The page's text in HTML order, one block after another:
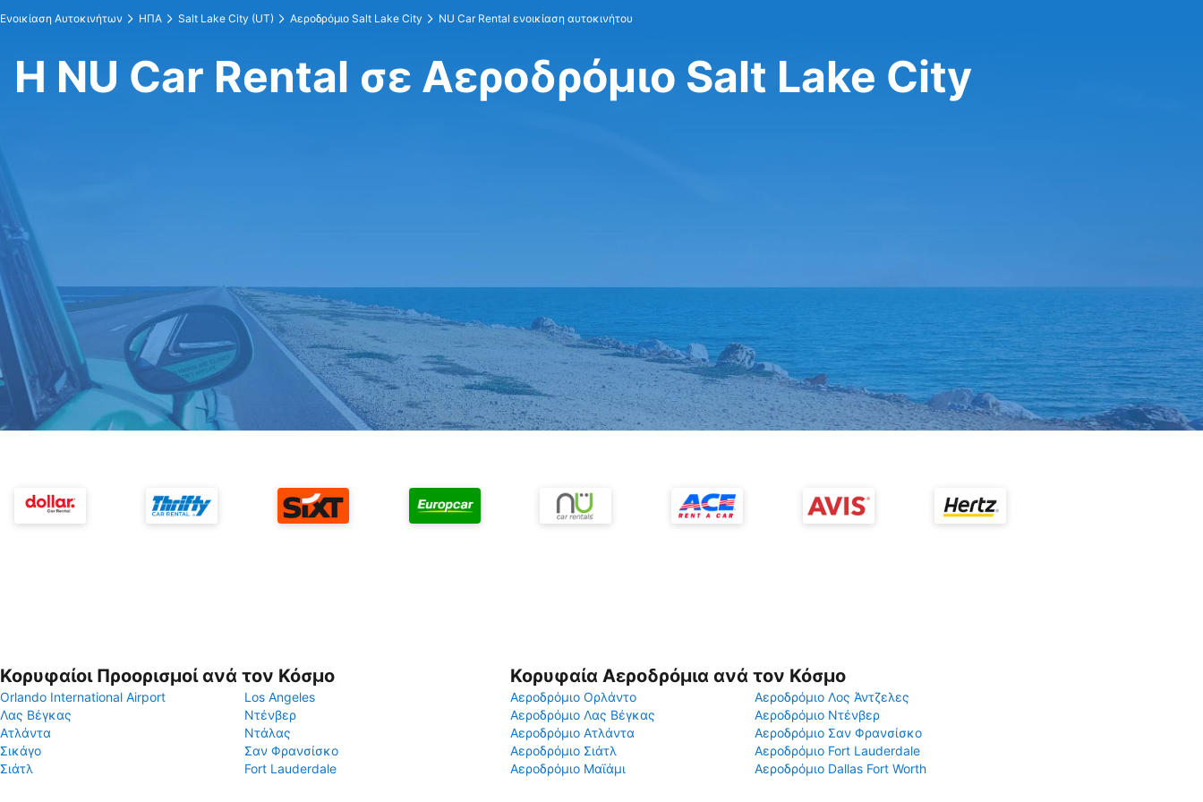
Ενοικίαση Αυτοκινήτων ΗΠΑ Salt Lake City (UT) Αεροδρόμιο Salt Lake City NU Car Rental ενοικίαση αυτοκινήτου
Η NU Car Rental σε Αεροδρόμιο Salt Lake City
Κορυφαίοι Προορισμοί ανά τον Κόσμο
Orlando International Airport
Los Angeles
Λας Βέγκας
Ντένβερ
Ατλάντα
Ντάλας
Σικάγο
Σαν Φρανσίσκο
Σιάτλ
Fort Lauderdale
Κορυφαία Αεροδρόμια ανά τον Κόσμο
Αεροδρόμιο Ορλάντο
Αεροδρόμιο Λος Άντζελες
Αεροδρόμιο Λας Βέγκας
Αεροδρόμιο Ντένβερ
Αεροδρόμιο Ατλάντα
Αεροδρόμιο Σαν Φρανσίσκο
Αεροδρόμιο Σιάτλ
Αεροδρόμιο Fort Lauderdale
Αεροδρόμιο Μαϊάμι
Αεροδρόμιο Dallas Fort Worth